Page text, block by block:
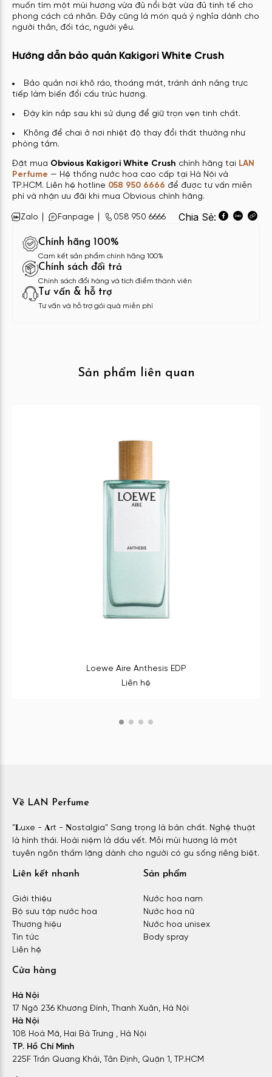
muốn tìm một mùi hương vừa đủ nổi bật vừa đủ tinh tế cho
phong cách cá nhân. Đây cũng là món quà ý nghĩa dành cho
người thân, đối tác, người yêu.
Hướng dẫn bảo quản Kakigori White Crush
Bảo quản nơi khô ráo, thoáng mát, tránh ánh nắng trực
tiếp làm biến đổi cấu trúc hương.
Đậy kín nắp sau khi sử dụng để giữ trọn vẹn tinh chất.
Không để chai ở nơi nhiệt độ thay đổi thất thường như
phòng tắm.
Đặt mua Obvious Kakigori White Crush chính hãng tại LAN
Perfume — Hệ thống nước hoa cao cấp tại Hà Nội và
TP.HCM. Liên hệ hotline 058 950 6666 để được tư vấn miễn
phí và nhận ưu đãi khi mua Obvious chính hãng.
Zalo Fanpage 058 950 6666 Chia Sẻ:
Chính hãng 100%
Cam kết sản phẩm chính hãng 100%
Chính sách đổi trả
Chính sách đổi hàng và tích điểm thành viên
Tư vấn & hỗ trợ
Tư vấn và hỗ trợ gói quà miễn phí
Sản phẩm liên quan
Loewe Aire Anthesis EDP
Liên hệ
Về LAN Perfume
"𝐋uxe - 𝐀rt - 𝐍ostalgia" Sang trọng là bản chất. Nghệ thuật
là hình thái. Hoài niệm là dấu vết. Mỗi mùi hương là một
tuyên ngôn thầm lặng dành cho người có gu sống riêng biệt.
Liên kết nhanh
Giới thiệu
Bộ sưu tập nước hoa
Thương hiệu
Tin tức
Liên hệ
Sản phẩm
Nước hoa nam
Nước hoa nữ
Nước hoa unisex
Body spray
Cửa hàng
Hà Nội
17 Ngõ 236 Khương Đình, Thanh Xuân, Hà Nội
Hà Nội
108 Hoà Mã, Hai Bà Trưng , Hà Nội
TP. Hồ Chí Minh
225F Trần Quang Khải, Tân Định, Quận 1, TP.HCM